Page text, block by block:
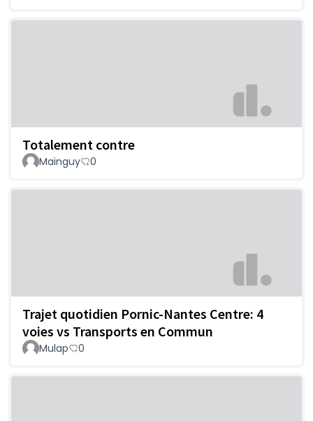
Totalement contre
Mainguy 0
Trajet quotidien Pornic-Nantes Centre: 4
voies vs Transports en Commun
Mulap 0